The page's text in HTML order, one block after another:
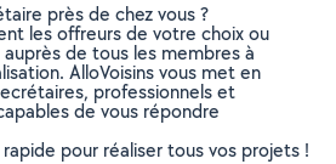
près de chez vous ?
les offreurs de votre choix ou
de tous les membres à
AlloVoisins vous met en
professionnels et
de vous répondre
pour réaliser tous vos projets !